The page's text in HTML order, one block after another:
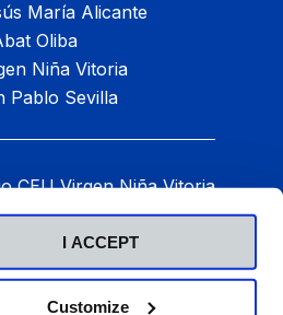
I ACCEPT
Customize
María Alicante
Oliba
Niña Vitoria
Pablo Sevilla
CEU Virgen Niña Vitoria
60, 01007 Vitoria-Gasteiz.
Teléfono: 945 14 28 74
San Pablo CEU.